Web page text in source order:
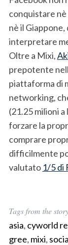
conquistare nè
nè il
interpretare
Oltre a Mixi,
prepotente
piattaforma di
networking,
(21.25 milioni
forzare la
comprare
difficilmente
valutato 1/5 di
Tags from the
asia, cyworld
gree, mixi,
a
r
c